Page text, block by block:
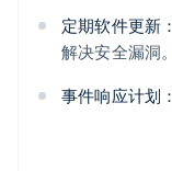
定期软件更新：
解决安全漏洞。
事件响应计划：